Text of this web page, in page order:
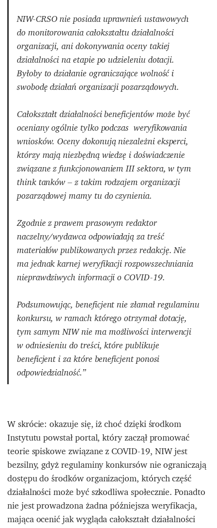
NIW-CRSO nie posiada uprawnień ustawowych
do monitorowania całokształtu działalności
organizacji, ani dokonywania oceny takiej
działalności na etapie po udzieleniu dotacji.
Byłoby to działanie ograniczające wolność i
swobodę działań organizacji pozarządowych.
Całokształt działalności beneficjentów może być
oceniany ogólnie tylko podczas weryfikowania
wniosków. Oceny dokonują niezależni eksperci,
którzy mają niezbędną wiedzę i doświadczenie
związane z funkcjonowaniem III sektora, w tym
think tanków – z takim rodzajem organizacji
pozarządowej mamy tu do czynienia.
Zgodnie z prawem prasowym redaktor
naczelny/wydawca odpowiadają za treść
materiałów publikowanych przez redakcję. Nie
ma jednak karnej weryfikacji rozpowszechniania
nieprawdziwych informacji o COVID-19.
Podsumowując, beneficjent nie złamał regulaminu
konkursu, w ramach którego otrzymał dotację,
tym samym NIW nie ma możliwości interwencji
w odniesieniu do treści, które publikuje
beneficjent i za które beneficjent ponosi
odpowiedzialność.”
W skrócie: okazuje się, iż choć dzięki środkom
Instytutu powstał portal, który zaczął promować
teorie spiskowe związane z COVID-19, NIW jest
bezsilny, gdyż regulaminy konkursów nie ograniczają
dostępu do środków organizacjom, których część
działalności może być szkodliwa społecznie. Ponadto
nie jest prowadzona żadna późniejsza weryfikacja,
mająca ocenić jak wygląda całokształt działalności